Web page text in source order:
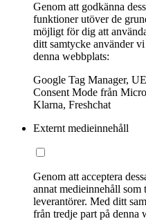
Genom att godkänna
funktioner utöver de
möjligt för dig att
ditt samtycke använder
denna webbplats:
Google Tag Manager,
Consent Mode från
Klarna, Freshchat
Externt medieinnehåll
Genom att acceptera
annat medieinnehåll som
leverantörer. Med ditt
från tredje part på denna